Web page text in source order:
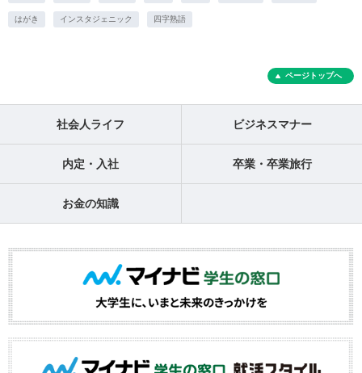
はがき インスタジェニック 四字熟語
ページトップへ
社会人ライフ ビジネスマナー
内定・入社 卒業・卒業旅行
お金の知識